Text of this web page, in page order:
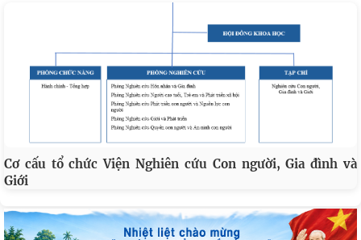
Cơ cấu tổ chức Viện Nghiên cứu Con người, Gia đình và
Giới